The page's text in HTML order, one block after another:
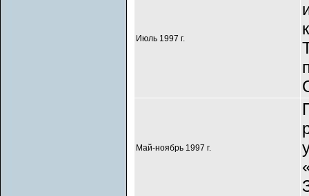
Июль 1997 г.
Май-ноябрь 1997 г.